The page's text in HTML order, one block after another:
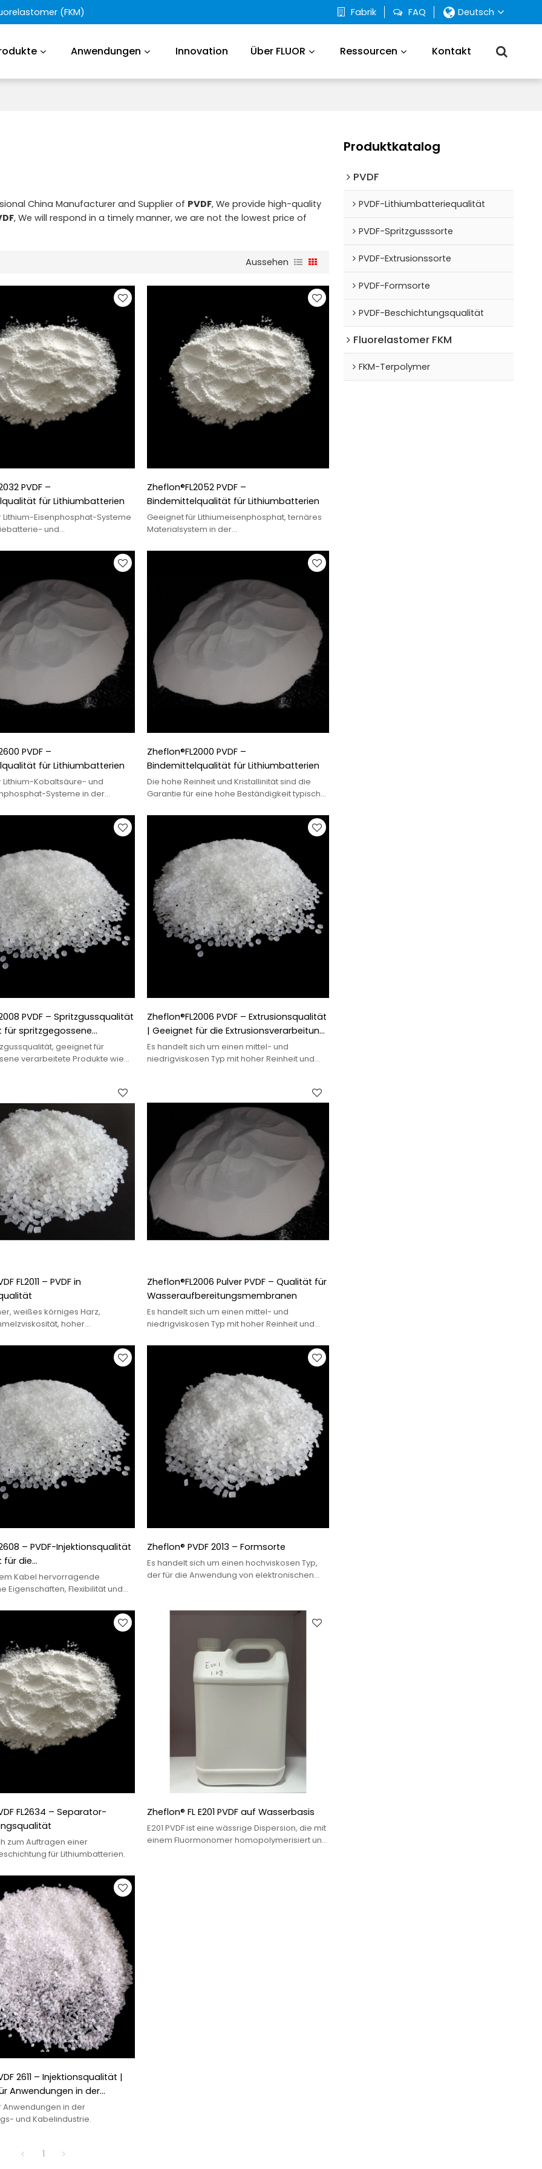
(FKM) Fabrik FAQ Deutsch
Anwendungen Innovation Über FLUOR Ressourcen Kontakt
China Manufacturer and Supplier of PVDF, We provide high-quality
, We will respond in a timely manner, we are not the lowest price of
Aussehen
PVDF –
für Lithiumbatterien
Lithium-Eisenphosphat-Systeme
und
Zheflon®FL2052 PVDF –
Bindemittelqualität für Lithiumbatterien
Geeignet für Lithiumeisenphosphat, ternäres
Materialsystem in der
PVDF –
für Lithiumbatterien
Lithium-Kobaltsäure- und
Systeme in der
Zheflon®FL2000 PVDF –
Bindemittelqualität für Lithiumbatterien
Die hohe Reinheit und Kristallinität sind die
Garantie für eine hohe Beständigkeit typischer
werden
PVDF – Spritzgussqualität
für spritzgegossene
Produkte wie Ventile,
PV-Folien
geeignet für
verarbeitete Produkte wie
Zheflon®FL2006 PVDF – Extrusionsqualität
| Geeignet für die Extrusionsverarbeitung
von Platten, Stangen und Rohren
Es handelt sich um einen mittel- und
niedrigviskosen Typ mit hoher Reinheit und
FL2011 – PVDF in
weißes körniges Harz,
hoher
Festigkeit und Zähigkeit
Zheflon®FL2006 Pulver PVDF – Qualität für
Wasseraufbereitungsmembranen
Es handelt sich um einen mittel- und
niedrigviskosen Typ mit hoher Reinheit und
chemischer Festigkeit
– PVDF-Injektionsqualität
für die
der
Kabel hervorragende
Eigenschaften, Flexibilität und
Zheflon® PVDF 2013 – Formsorte
Es handelt sich um einen hochviskosen Typ,
der für die Anwendung von elektronischen
FL2634 – Separator-
zum Auftragen einer
für Lithiumbatterien.
Zheflon® FL E201 PVDF auf Wasserbasis
E201 PVDF ist eine wässrige Dispersion, die mit
einem Fluormonomer homopolymerisiert und
2611 – Injektionsqualität |
Anwendungen in der
und Kabelindustrie
Anwendungen in der
und Kabelindustrie.
1
Produktkatalog
PVDF
PVDF-Lithiumbatteriequalität
PVDF-Spritzgusssorte
PVDF-Extrusionssorte
PVDF-Formsorte
PVDF-Beschichtungsqualität
Fluorelastomer FKM
FKM-Terpolymer